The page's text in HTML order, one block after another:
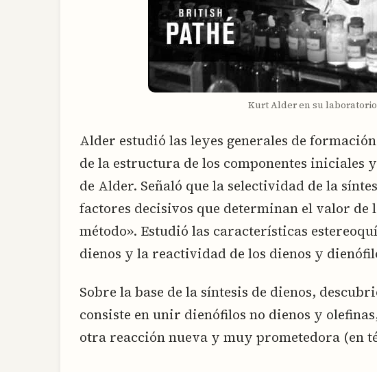
Kurt Alder en su laboratorio
Alder estudió las leyes generales de
de la estructura de los componentes iniciales
de Alder. Señaló que la selectividad de la
factores decisivos que determinan el valor de
método». Estudió las características
dienos y la reactividad de los dienos y
Sobre la base de la síntesis de dienos,
consiste en unir dienófilos no dienos y
otra reacción nueva y muy prometedora (en